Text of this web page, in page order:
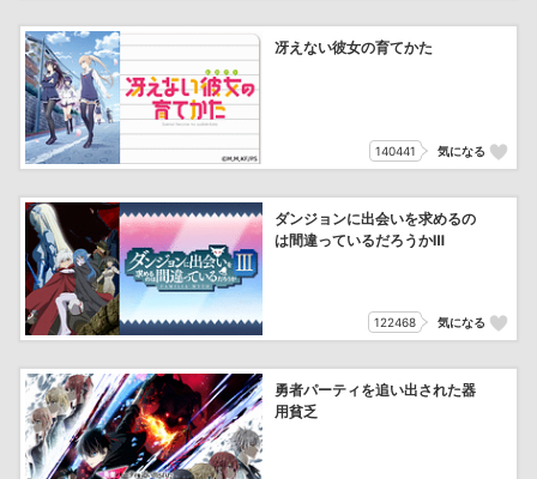
冴えない彼女の育てかた
140441 気になる
ダンジョンに出会いを求めるの
は間違っているだろうかⅢ
122468 気になる
勇者パーティを追い出された器
用貧乏